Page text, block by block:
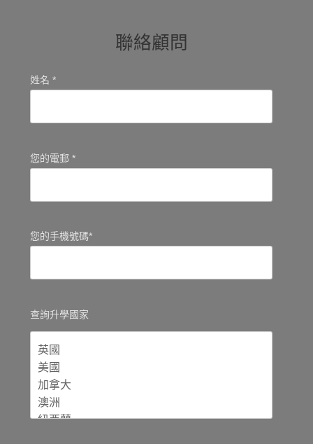
聯絡顧問
姓名 *
您的電郵 *
您的手機號碼*
查詢升學國家